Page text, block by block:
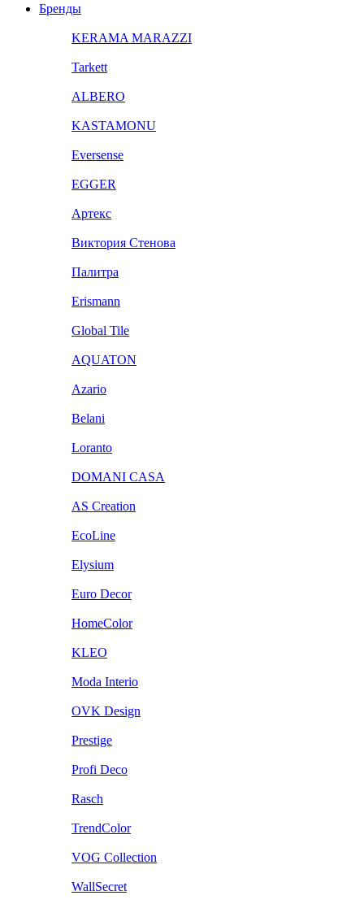
Бренды
KERAMA MARAZZI
Tarkett
ALBERO
KASTAMONU
Eversense
EGGER
Артекс
Виктория Стенова
Палитра
Erismann
Global Tile
AQUATON
Azario
Belani
Loranto
DOMANI CASA
AS Creation
EcoLine
Elysium
Euro Decor
HomeColor
KLEO
Moda Interio
OVK Design
Prestige
Profi Deco
Rasch
TrendColor
VOG Collection
WallSecret